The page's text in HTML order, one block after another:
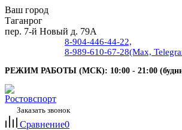
Ваш город
Таганрог
пер. 7-й Новый д. 79А
8-904-446-44-22,
8-989-610-67-28(Max,
Заказать звонок
Сравнение0